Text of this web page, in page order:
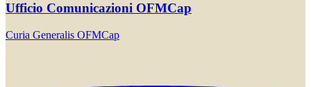
Ufficio Comunicazioni OFMCap
Curia Generalis OFMCap